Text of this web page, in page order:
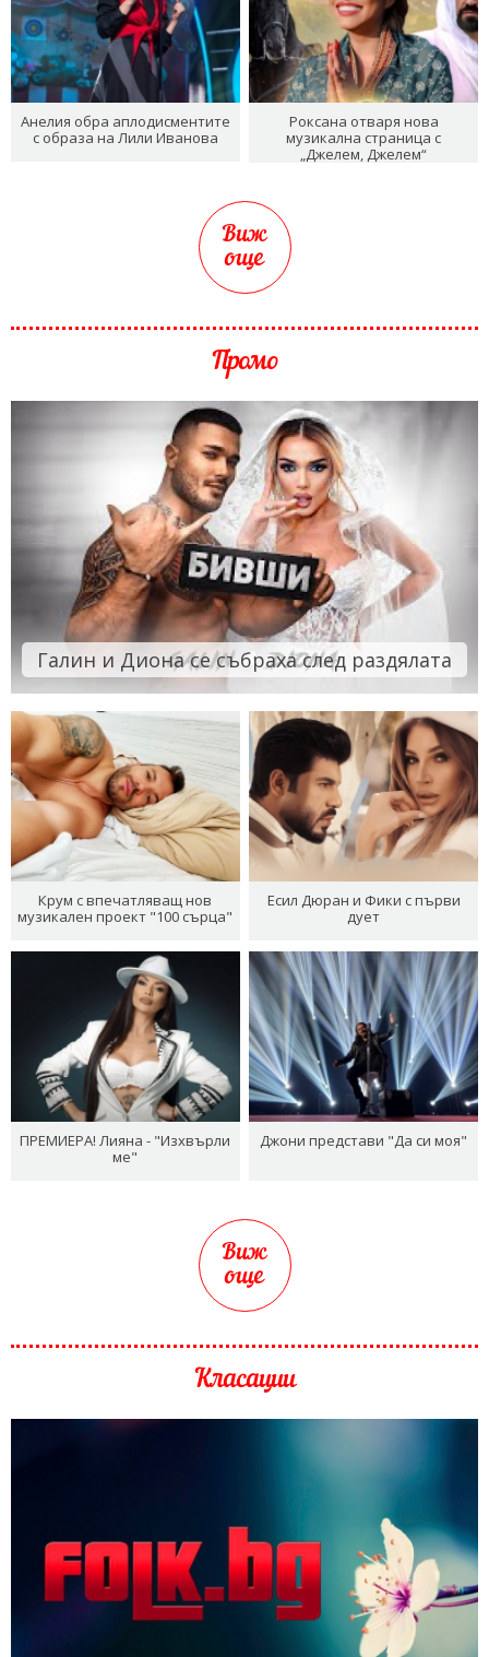
Анелия обра аплодисментите
с образа на Лили Иванова
Роксана отваря нова
музикална страница с
„Джелем, Джелем“
Виж
още
Промо
Галин и Диона се събраха след раздялата
Крум с впечатляващ нов
музикален проект "100 сърца"
Есил Дюран и Фики с първи
дует
ПРЕМИЕРА! Лияна - "Изхвърли
ме"
Джони представи "Да си моя"
Виж
още
Класации